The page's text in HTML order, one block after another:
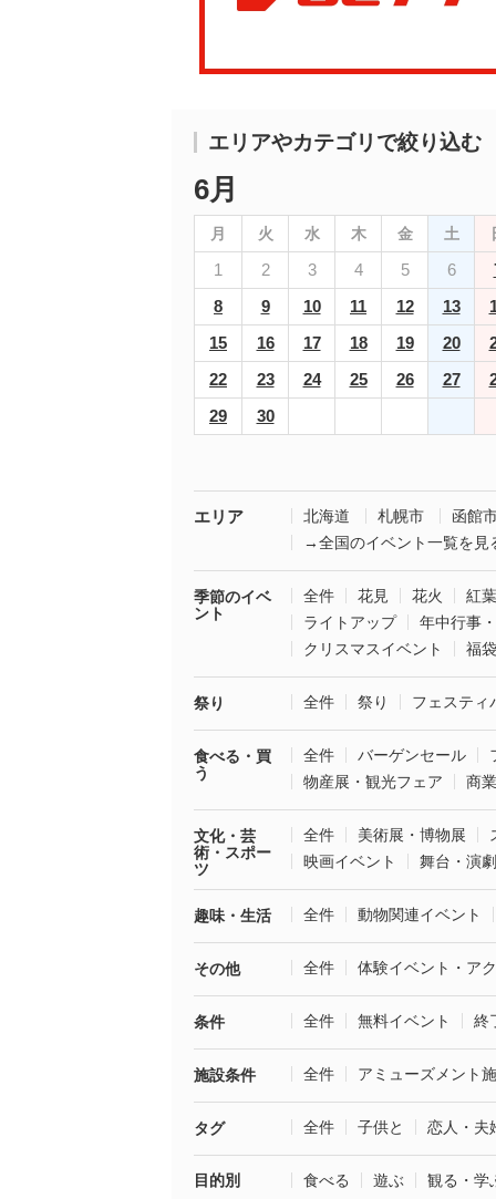
エリアやカテゴリで絞り込む
6月
月 火 水 木 金 土
1 2 3 4 5 6
8
9 10 11 12 13
15
16 17 18 19 20
22
23 24 25 26 27
29
30
エリア 北海道 札幌市
函館
→全国のイベント一覧を見
季節のイベ
ント
全件 花見 花火
紅葉
ライトアップ
年中行事
クリスマスイベント
福
祭り 全件 祭り フェスティ
食べる・買
う
全件 バーゲンセール
物産展・観光フェア
商
文化・芸
術・スポー
ツ
全件 美術展・博物展
映画イベント
舞台・演劇
趣味・生活 全件 動物関連イベント
その他 全件 体験イベント・ア
条件 全件 無料イベント 終
施設条件 全件 アミューズメント
タグ 全件 子供と 恋人・夫
目的別 食べる 遊ぶ 観る・学